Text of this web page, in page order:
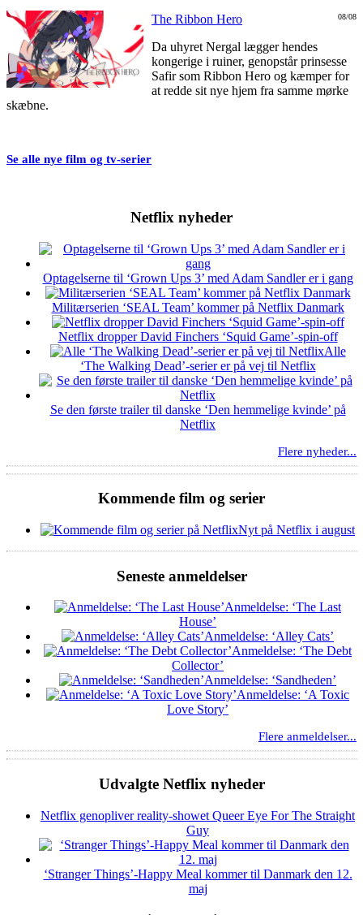
08/08
The Ribbon Hero
Da uhyret Nergal lægger hendes
kongerige i ruiner, genopstår prinsesse
Safir som Ribbon Hero og kæmper for
at redde sit nye hjem fra samme mørke
skæbne.
Se alle nye film og tv-serier
Netflix nyheder
Optagelserne til ‘Grown Ups 3’ med Adam Sandler er i gang
Militærserien ‘SEAL Team’ kommer på Netflix Danmark
Netflix dropper David Finchers ‘Squid Game’-spin-off
Alle
‘The Walking Dead’-serier er på vej til Netflix
Se den første trailer til danske ‘Den hemmelige kvinde’ på
Netflix
Flere nyheder...
Kommende film og serier
Nyt på Netflix i august
Seneste anmeldelser
Anmeldelse: ‘The Last
House’
Anmeldelse: ‘Alley Cats’
Anmeldelse: ‘The Debt
Collector’
Anmeldelse: ‘Sandheden’
Anmeldelse: ‘A Toxic
Love Story’
Flere anmeldelser...
Udvalgte Netflix nyheder
Netflix genopliver reality-showet Queer Eye For The Straight
Guy
‘Stranger Things’-Happy Meal kommer til Danmark den 12.
maj